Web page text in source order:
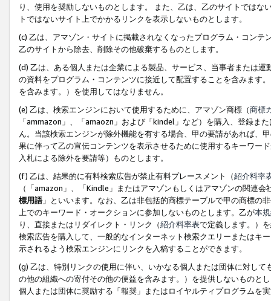
り、使用を奨励しないものとします。 また、乙は、乙のサイトでは
トではないサイト上でかかるリンクを表示しないものとします。
(c) 乙は、アマゾン・サイトに掲載されなくなったプログラム・コン
乙のサイトから除去、削除その他破棄するものとします。
(d) 乙は、ある個人または企業による製品、サービス、当事者または
の資料をプログラム・コンテンツに接近して配置することを含みます
を含みます。）を使用してはなりません。
(e) 乙は、検索エンジンにおいて使用するために、アマゾン商標（商標
「ammazon」、「amaozn」および「kindel」など）を購入、登録ま
ん。当該検索エンジンが除外機能を有する場合、甲の要請があれば、
果に伴って乙の宣伝コンテンツを表示させるために使用するキーワー
入札による除外を要請等）ものとします。
(f) 乙は、結果的に有料検索広告が禁止有料プレースメント（紹介料率
（「amazon」、「Kindle」またはアマゾンもしくはアマゾンの関連
標用語」といいます。なお、乙は非包括的商標テーブルで甲の商標の
上でのキーワード・オークションに参加しないものとします。乙が本
り、直接またはリダイレクト・リンク（紹介料率表で定義します。）
検索広告を購入して、一般的なインターネット検索クエリーまたはキ
示されるよう検索エンジンにリンクを入稿することができます。
(g) 乙は、特別リンクの使用に伴い、いかなる個人または団体に対し
の他の組織への寄付その他の便益を含みます。）を提供しないものと
個人または団体に奨励する「報奨」またはロイヤルティプログラムを